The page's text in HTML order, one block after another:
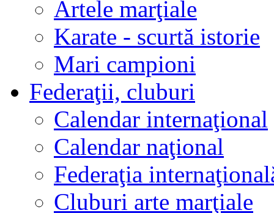
Artele marţiale
Karate - scurtă istorie
Mari campioni
Federaţii, cluburi
Calendar internaţional
Calendar naţional
Federaţia
Cluburi arte marţiale